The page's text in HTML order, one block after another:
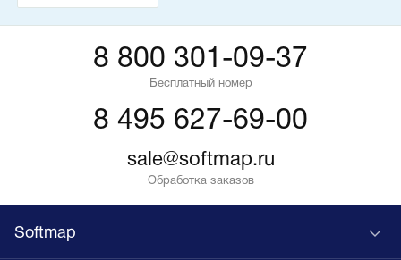
8 800 301-09-37
Бесплатный номер
8 495 627-69-00
sale@softmap.ru
Обработка заказов
Softmap